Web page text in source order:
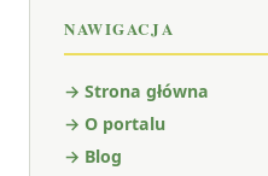
NAWIGACJA
→ Strona główna
→ O portalu
→ Blog